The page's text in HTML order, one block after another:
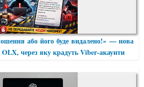
або його буде видалено!» — нова
через яку крадуть Viber-акаунти